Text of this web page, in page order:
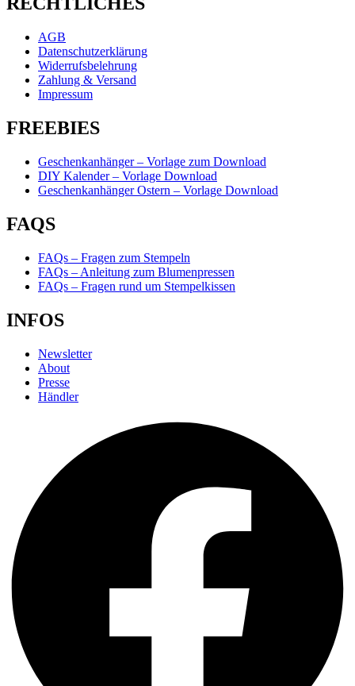
AGB
Datenschutzerklärung
Widerrufsbelehrung
Zahlung & Versand
Impressum
FREEBIES
Geschenkanhänger – Vorlage zum Download
DIY Kalender – Vorlage Download
Geschenkanhänger Ostern – Vorlage Download
FAQS
FAQs – Fragen zum Stempeln
FAQs – Anleitung zum Blumenpressen
FAQs – Fragen rund um Stempelkissen
INFOS
Newsletter
About
Presse
Händler